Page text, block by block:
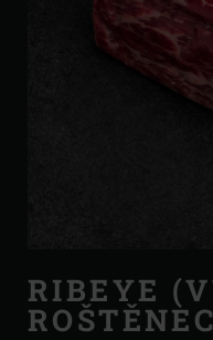
RIBEYE